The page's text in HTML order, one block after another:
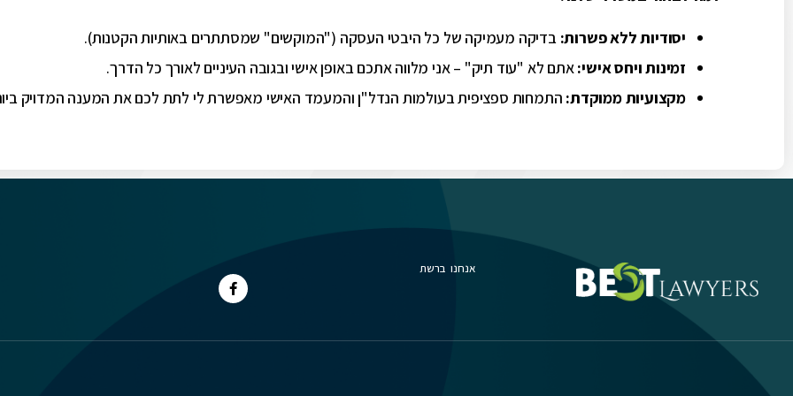
יסודיות ללא פשרות: בדיקה מעמיקה של כל היבטי העסקה ("המוקשים" שמסתתרים באותיות הקטנות).
זמינות ויחס אישי:אתם לא "עוד תיק" – אני מלווה אתכם באופן אישי ובגובה העיניים לאורך כל הדרך.
מקצועיות ממוקדת: התמחות ספציפית בעולמות הנדל"ן והמעמד האישי מאפשרת לי לתת לכם את המענה המדויק
אנחנו ברשת